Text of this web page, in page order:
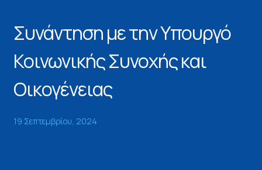
Συνάντηση με την Υπουργό
Κοινωνικής Συνοχής και
Οικογένειας
19 Σεπτεμβρίου, 2024